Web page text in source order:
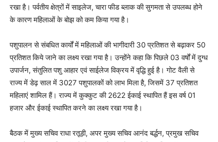
रखा है। पर्वतीय क्षेत्रों में साइलेज, चारा फीड ब्लाक की सुगमता से उपलब्ध होने
के कारण महिलाओं के बोझ को कम किया गया है।
पशुपालन से संबधित कार्यों में महिलाओं की भागीदारी 30 प्रतिशत से बढ़ाकर 50
प्रतिशत किये जाने का लक्ष्य रखा गया है। उन्होंने कहा कि पिछले 03 वर्षों में दुग्ध
उपार्जन, संतुलित पशु आहार एवं साईलेज विक्रय में वृद्धि हुई है। गोट वैली से
राज्य में डेढ़ साल में 3027 पशुपालकों को लाभ मिला है, जिसमें 37 प्रतिशत
महिलाएं शामिल हैं। राज्य में कुक्कुट की 2622 ईकाई स्थापित हैं इस वर्ष 01
हजार और ईकाई स्थापित करने का लक्ष्य रखा गया है।
बैठक में मुख्य सचिव राधा रतूड़ी, अपर मुख्य सचिव आनंद बर्द्धन, प्रमुख सचिव